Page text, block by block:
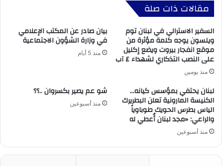
مقالات ذات صلة
السفير الاسترالي في لبنان توم
ويلسون يوجه كلمة مؤثرة من
موقع انفجار بيروت ويضع إكليل
على النصب التذكاري لشهداء ٤ آب
منذ يومين
بيان صادر عن المكتب الإعلامي
في وزارة الشؤون الاجتماعية
منذ 5 أيام
لبنان يحتفي بمؤسس كيانه…
الكنيسة المارونية تعلن البطريرك
الياس بطرس الحويك طوباوياً
والراعي: «مجد لبنان أُعطي له
منذ أسبوعين
شو عم يصير بكسروان ..؟؟
منذ أسبوعين